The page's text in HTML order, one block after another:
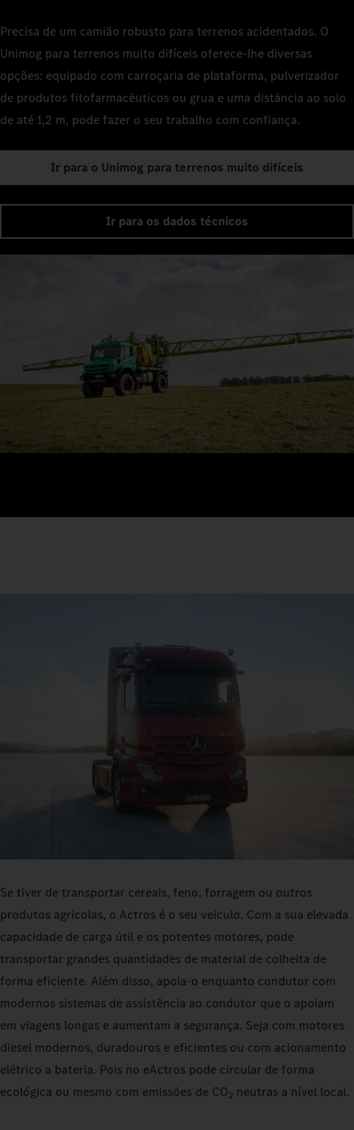
Precisa de um camião robusto para terrenos acidentados. O
Unimog para terrenos muito difíceis oferece-lhe diversas
opções: equipado com carroçaria de plataforma, pulverizador
de produtos fitofarmacêuticos ou grua e uma distância ao solo
de até 1,2 m, pode fazer o seu trabalho com confiança.
Ir para o Unimog para terrenos muito difíceis
Ir para os dados técnicos
Se tiver de transportar cereais, feno, forragem ou outros
produtos agrícolas, o Actros é o seu veículo. Com a sua elevada
capacidade de carga útil e os potentes motores, pode
transportar grandes quantidades de material de colheita de
forma eficiente. Além disso, apoia-o enquanto condutor com
modernos sistemas de assistência ao condutor que o apoiam
em viagens longas e aumentam a segurança. Seja com motores
diesel modernos, duradouros e eficientes ou com acionamento
elétrico a bateria. Pois no eActros pode circular de forma
ecológica ou mesmo com emissões de CO2 neutras a nível local.